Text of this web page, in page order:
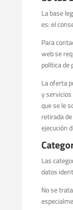
La base
es: el
Para
web se
política de
La oferta
y
que se le
retirada
ejecución
Las
datos
No se